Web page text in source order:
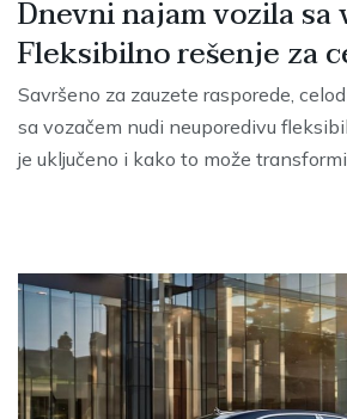
Dnevni najam vozila sa
Fleksibilno rešenje za
Savršeno za zauzete rasporede,
sa vozačem nudi neuporedivu
je uključeno i kako to može